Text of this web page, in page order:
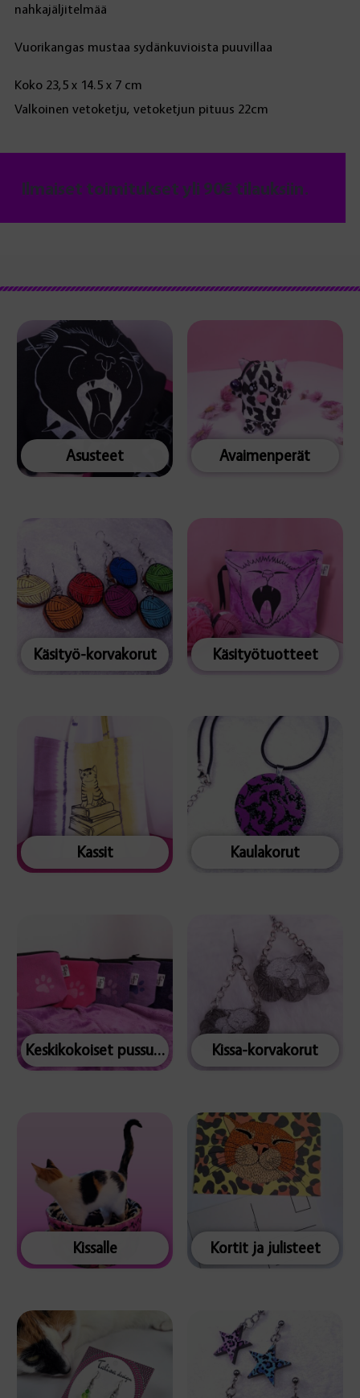
nahkajäljitelmää
Vuorikangas mustaa sydänkuvioista puuvillaa
Koko 23,5 x 14.5 x 7 cm
Valkoinen vetoketju, vetoketjun pituus 22cm
Ilmaiset toimitukset yli 90€ tilauksiin.
Asusteet Avaimenperät
Käsityö-korvakorut Käsityötuotteet
Kassit Kaulakorut
Keskikokoiset pussukat Kissa-korvakorut
Kissalle Kortit ja julisteet